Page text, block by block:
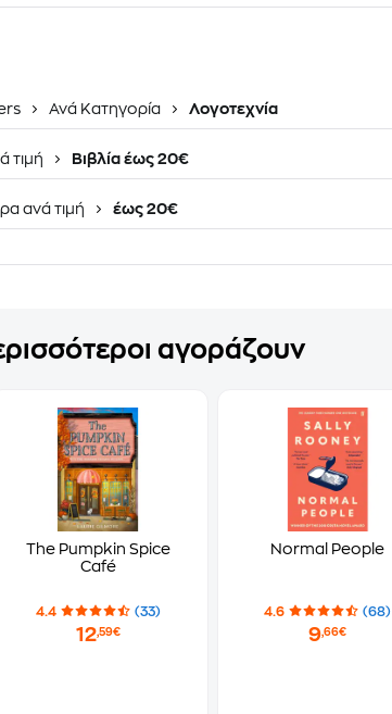
Ανά Κατηγορία Λογοτεχνία
τιμή Βιβλία έως 20€
ανά τιμή έως 20€
αγοράζουν
The Pumpkin Spice
Café
4.4 (33)
12,59€
Normal People
4.6 (68)
9,66€